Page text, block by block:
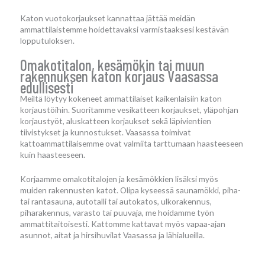
Katon vuotokorjaukset kannattaa jättää meidän
ammattilaistemme hoidettavaksi varmistaaksesi kestävän
lopputuloksen.
Omakotitalon, kesämökin tai muun
rakennuksen katon korjaus Vaasassa
edullisesti
Meiltä löytyy kokeneet ammattilaiset kaikenlaisiin katon
korjaustöihin. Suoritamme vesikatteen korjaukset, yläpohjan
korjaustyöt, aluskatteen korjaukset sekä läpivientien
tiivistykset ja kunnostukset. Vaasassa toimivat
kattoammattilaisemme ovat valmiita tarttumaan haasteeseen
kuin haasteeseen.
Korjaamme omakotitalojen ja kesämökkien lisäksi myös
muiden rakennusten katot. Olipa kyseessä saunamökki, piha-
tai rantasauna, autotalli tai autokatos, ulkorakennus,
piharakennus, varasto tai puuvaja, me hoidamme työn
ammattitaitoisesti. Kattomme kattavat myös vapaa-ajan
asunnot, aitat ja hirsihuvilat Vaasassa ja lähialueilla.